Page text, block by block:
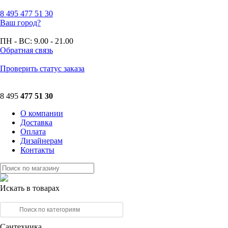
8 495 477 51 30
Ваш город?
ПН - ВС: 9.00 - 21.00
Обратная связь
Проверить статус заказа
8 495 477 51 30
О компании
Доставка
Оплата
Дизайнерам
Контакты
Искать в товарах